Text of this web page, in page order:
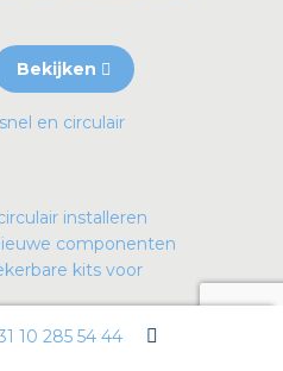
Bekijken
installeren
componenten
kits voor
10 285 54 44